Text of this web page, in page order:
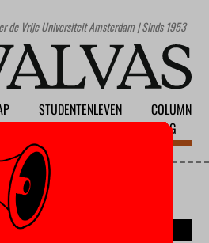
de Vrije Universiteit Amsterdam | Sinds 1953
STUDENTENLEVEN
COLUMN
BLOG